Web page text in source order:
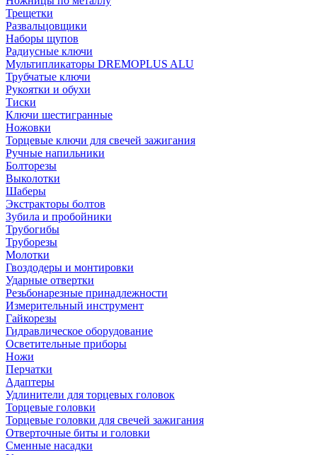
Трещетки
Развальцовщики
Наборы щупов
Радиусные ключи
Мультипликаторы DREMOPLUS ALU
Трубчатые ключи
Рукоятки и обухи
Тиски
Ключи шестигранные
Ножовки
Торцевые ключи для свечей зажигания
Ручные напильники
Болторезы
Выколотки
Шаберы
Экстракторы болтов
Зубила и пробойники
Трубогибы
Труборезы
Молотки
Гвоздодеры и монтировки
Ударные отвертки
Резьбонарезные принадлежности
Измерительный инструмент
Гайкорезы
Гидравлическое оборудование
Осветительные приборы
Ножи
Перчатки
Адаптеры
Удлинители для торцевых головок
Торцевые головки
Торцевые головки для свечей зажигания
Отверточные биты и головки
Сменные насадки